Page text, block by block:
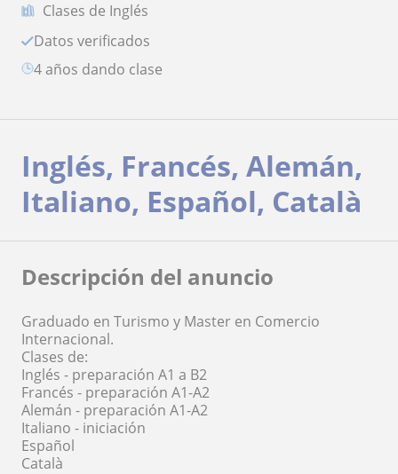
Clases de Inglés
Datos verificados
4 años dando clase
Inglés, Francés, Alemán,
Italiano, Español, Català
Descripción del anuncio
Graduado en Turismo y Master en Comercio
Internacional.
Clases de:
Inglés - preparación A1 a B2
Francés - preparación A1-A2
Alemán - preparación A1-A2
Italiano - iniciación
Español
Català